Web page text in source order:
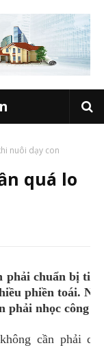
nuôi dạy con
quá lo
phải chuẩn bị
phiền toái.
phải nhọc công
cần phải